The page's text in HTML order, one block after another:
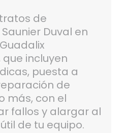
de
Duval en
incluyen
puesta a
de
más, con el
fallos y alargar al
de tu equipo.